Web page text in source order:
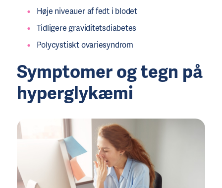
Høje niveauer af fedt i blodet
Tidligere graviditetsdiabetes
Polycystiskt ovariesyndrom
Symptomer og tegn på
hyperglykæmi